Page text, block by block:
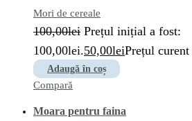
Mori de cereale
100,00lei Prețul inițial a fost:
100,00lei.50,00leiPrețul
Adaugă în coș
Compară
Moara pentru faina